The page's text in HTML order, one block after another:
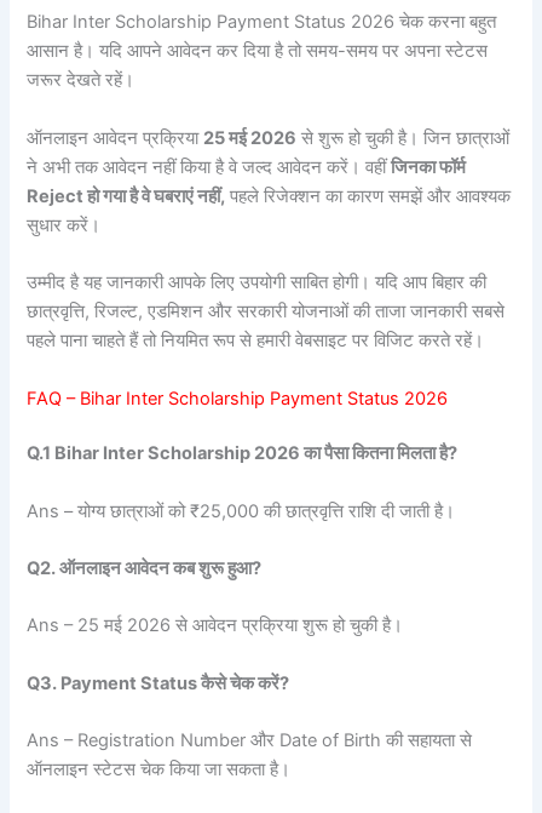
Bihar Inter Scholarship Payment Status 2026 चेक करना बहुत
आसान है। यदि आपने आवेदन कर दिया है तो समय-समय पर अपना स्टेटस
जरूर देखते रहें।
ऑनलाइन आवेदन प्रक्रिया 25 मई 2026 से शुरू हो चुकी है। जिन छात्राओं
ने अभी तक आवेदन नहीं किया है वे जल्द आवेदन करें। वहींजिनका फॉर्म
Reject हो गया है वे घबराएं नहीं, पहले रिजेक्शन का कारण समझें और आवश्यक
सुधार करें।
उम्मीद है यह जानकारी आपके लिए उपयोगी साबित होगी। यदि आप बिहार की
छात्रवृत्ति, रिजल्ट, एडमिशन और सरकारी योजनाओं की ताजा जानकारी सबसे
पहले पाना चाहते हैं तो नियमित रूप से हमारी वेबसाइट पर विजिट करते रहें।
FAQ – Bihar Inter Scholarship Payment Status 2026
Q.1 Bihar Inter Scholarship 2026 का पैसा कितना मिलता है?
Ans – योग्य छात्राओं को ₹25,000 की छात्रवृत्ति राशि दी जाती है।
Q2. ऑनलाइन आवेदन कब शुरू हुआ?
Ans – 25 मई 2026 से आवेदन प्रक्रिया शुरू हो चुकी है।
Q3. Payment Status कैसे चेक करें?
Ans – Registration Number और Date of Birth की सहायता से
ऑनलाइन स्टेटस चेक किया जा सकता है।